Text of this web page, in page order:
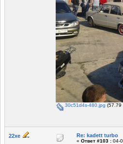
30c51d4s-480.jpg (57.79
22xe Re: kadett turbo
« Ответ #103 : 04-